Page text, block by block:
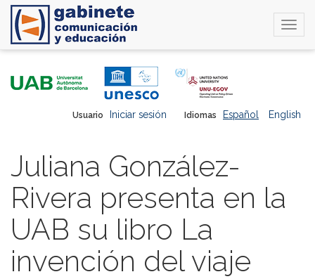
Idiomas Español English
Usuario Iniciar sesión
Juliana González-
Rivera presenta en la
UAB su libro La
invención del viaje